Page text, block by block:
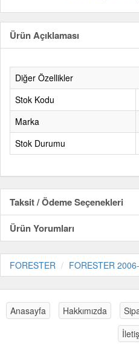
Ürün Açıklaması
Diğer Özellikler
Stok Kodu
Marka
Stok Durumu
Taksit / Ödeme Seçenekleri
Ürün Yorumları
FORESTER FORESTER
Anasayfa Hakkımızda